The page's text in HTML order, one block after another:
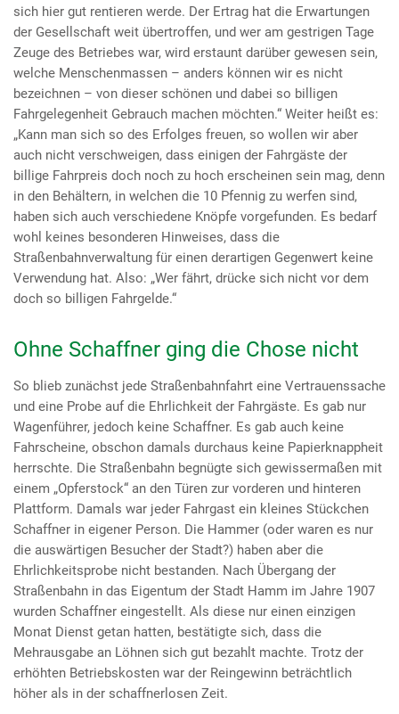
sich hier gut rentieren werde. Der Ertrag hat die Erwartungen
der Gesellschaft weit übertroffen, und wer am gestrigen Tage
Zeuge des Betriebes war, wird erstaunt darüber gewesen sein,
welche Menschenmassen – anders können wir es nicht
bezeichnen – von dieser schönen und dabei so billigen
Fahrgelegenheit Gebrauch machen möchten.“ Weiter heißt es:
„Kann man sich so des Erfolges freuen, so wollen wir aber
auch nicht verschweigen, dass einigen der Fahrgäste der
billige Fahrpreis doch noch zu hoch erscheinen sein mag, denn
in den Behältern, in welchen die 10 Pfennig zu werfen sind,
haben sich auch verschiedene Knöpfe vorgefunden. Es bedarf
wohl keines besonderen Hinweises, dass die
Straßenbahnverwaltung für einen derartigen Gegenwert keine
Verwendung hat. Also: „Wer fährt, drücke sich nicht vor dem
doch so billigen Fahrgelde.“
Ohne Schaffner ging die Chose nicht
So blieb zunächst jede Straßenbahnfahrt eine Vertrauenssache
und eine Probe auf die Ehrlichkeit der Fahrgäste. Es gab nur
Wagenführer, jedoch keine Schaffner. Es gab auch keine
Fahrscheine, obschon damals durchaus keine Papierknappheit
herrschte. Die Straßenbahn begnügte sich gewissermaßen mit
einem „Opferstock“ an den Türen zur vorderen und hinteren
Plattform. Damals war jeder Fahrgast ein kleines Stückchen
Schaffner in eigener Person. Die Hammer (oder waren es nur
die auswärtigen Besucher der Stadt?) haben aber die
Ehrlichkeitsprobe nicht bestanden. Nach Übergang der
Straßenbahn in das Eigentum der Stadt Hamm im Jahre 1907
wurden Schaffner eingestellt. Als diese nur einen einzigen
Monat Dienst getan hatten, bestätigte sich, dass die
Mehrausgabe an Löhnen sich gut bezahlt machte. Trotz der
erhöhten Betriebskosten war der Reingewinn beträchtlich
höher als in der schaffnerlosen Zeit.